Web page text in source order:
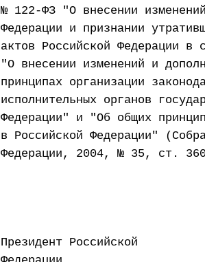
№ 122-ФЗ "О внесении
Федерации и признании
актов Российской Федерации в
"О внесении изменений и
принципах организации
исполнительных органов
Федерации" и "Об общих
в Российской Федерации"
Федерации, 2004, № 35, ст.
Президент Российской